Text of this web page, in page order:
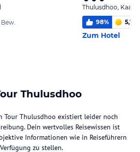
Thulusdhoo, Kaafu
98% 5,7
Zum Hotel
Thulusdhoo
Tour Thulusdhoo existiert leider noch
Dein wertvolles Reisewissen ist
Informationen wie in Reiseführern
zu stellen.